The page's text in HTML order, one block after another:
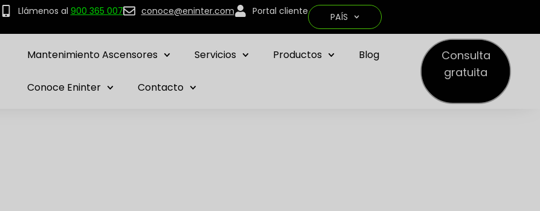
Llámenos al 900 365 007 conoce@eninter.com Portal cliente PAÍS
Mantenimiento Ascensores Servicios Productos Blog
Conoce Eninter Contacto
Consulta
gratuita